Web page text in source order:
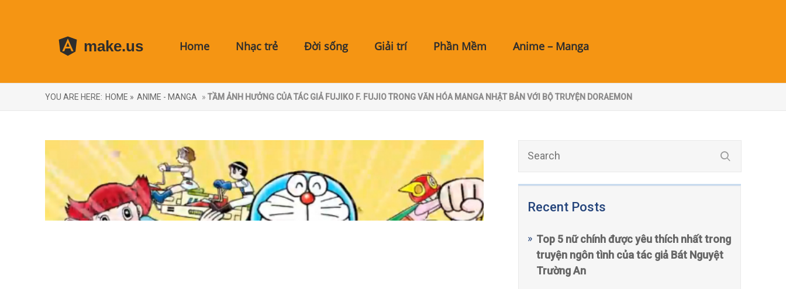
make.us Home Nhạc trẻ Đời sống Giải trí Phần Mềm Anime – Manga
YOU ARE HERE: HOME » ANIME - MANGA » TẦM ẢNH HƯỞNG CỦA TÁC GIẢ FUJIKO F. FUJIO TRONG VĂN HÓA MANGA NHẬT BẢN VỚI BỘ TRUYỆN DORAEMON
Recent Posts
Top 5 nữ chính được yêu thích nhất trong
truyện ngôn tình của tác giả Bát Nguyệt
Trường An